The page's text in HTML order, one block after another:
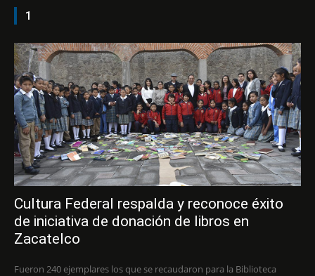
1
Cultura Federal respalda y reconoce éxito
de iniciativa de donación de libros en
Zacatelco
Fueron 240 ejemplares los que se recaudaron para la Biblioteca